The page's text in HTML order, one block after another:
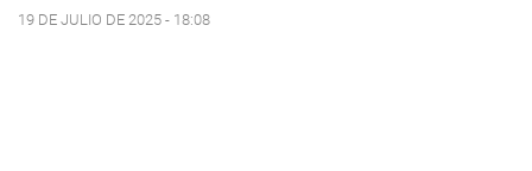
19 DE JULIO DE 2025 - 18:08